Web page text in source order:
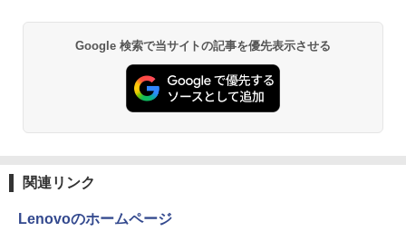
PC Word Excel
40
Google 検索で当サイトの記事を優先表示させる
関連リンク
Lenovoのホームページ